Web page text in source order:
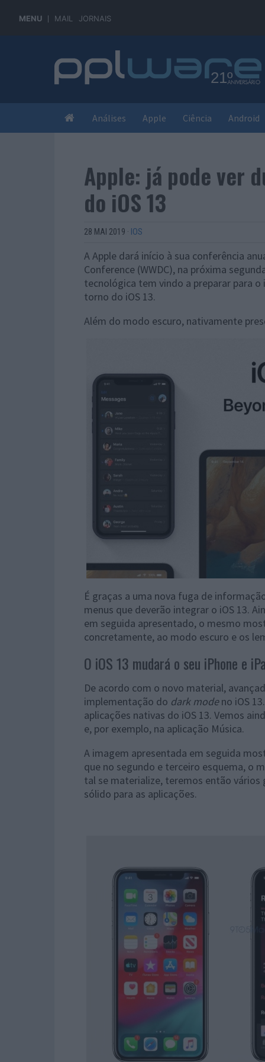
MENU MAIL JORNAIS
Análises Apple Ciência Android
Apple: já pode ver
do iOS 13
28 MAI 2019 · IOS
A Apple dará início à sua conferência
Conference (WWDC), na próxima
tecnológica tem vindo a preparar para
torno do iOS 13.
Além do modo escuro, nativamente
É graças a uma nova fuga de
menus que deverão integrar o iOS 13.
em seguida apresentado, o mesmo
concretamente, ao modo escuro e os
O iOS 13 mudará o seu iPhone e
De acordo com o novo material,
implementação do dark modeno iOS
aplicações nativas do iOS 13. Vemos
e, por exemplo, na aplicação Música.
A imagem apresentada em seguida
que no segundo e terceiro esquema, o
tal se materialize, teremos então
sólido para as aplicações.